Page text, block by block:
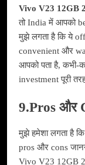
Vivo V23 12GB
तो India में आपको
मुझे लगता है कि ये
convenient और
आपको पता है, कभी-
investment पूरी
9.Pros और
मुझे हमेशा लगता है
pros और cons
Vivo V23 12GB